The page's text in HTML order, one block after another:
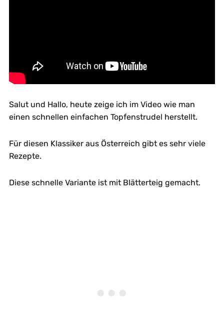
Salut und Hallo, heute zeige ich im Video wie man
einen schnellen einfachen Topfenstrudel herstellt.
Für diesen Klassiker aus Österreich gibt es sehr viele
Rezepte.
Diese schnelle Variante ist mit Blätterteig gemacht.